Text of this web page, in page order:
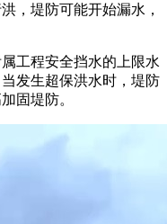
，堤防可能开始漏水，
工程安全挡水的上限水
发生超保洪水时，堤防
固堤防。